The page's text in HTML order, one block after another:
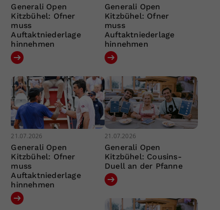
Generali Open
Kitzbühel: Ofner
muss
Auftaktniederlage
hinnehmen
Generali Open
Kitzbühel: Ofner
muss
Auftaktniederlage
hinnehmen
21.07.2026
Generali Open
Kitzbühel: Ofner
muss
Auftaktniederlage
hinnehmen
21.07.2026
Generali Open
Kitzbühel: Cousins-
Duell an der Pfanne